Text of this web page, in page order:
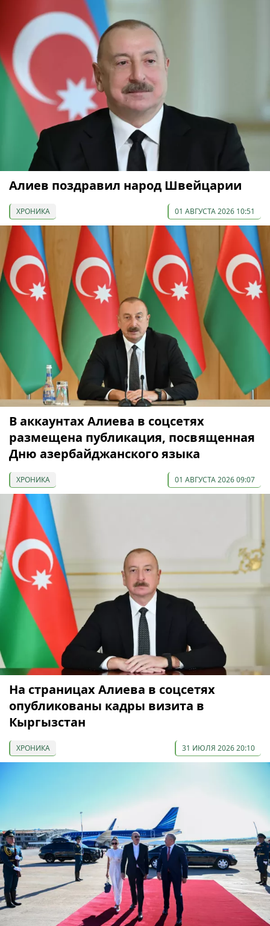
Алиев поздравил народ Швейцарии
ХРОНИКА 01 АВГУСТА 2026 10:51
В аккаунтах Алиева в соцсетях
размещена публикация, посвященная
Дню азербайджанского языка
ХРОНИКА 01 АВГУСТА 2026 09:07
На страницах Алиева в соцсетях
опубликованы кадры визита в
Кыргызстан
ХРОНИКА 31 ИЮЛЯ 2026 20:10